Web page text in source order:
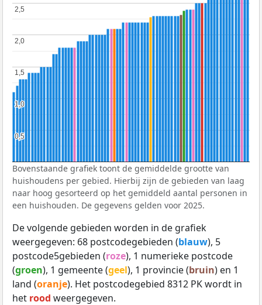
0,5
0,5
1,0
1,0
1,5
1,5
2,0
2,0
2,5
2,5
Bovenstaande grafiek toont de gemiddelde grootte van
huishoudens per gebied. Hierbij zijn de gebieden van laag
naar hoog gesorteerd op het gemiddeld aantal personen in
een huishouden. De gegevens gelden voor 2025.
De volgende gebieden worden in de grafiek
weergegeven: 68 postcodegebieden (blauw), 5
postcode5gebieden (roze), 1 numerieke postcode
(groen), 1 gemeente (geel), 1 provincie (bruin) en 1
land (oranje). Het postcodegebied 8312 PK wordt in
het rood weergegeven.